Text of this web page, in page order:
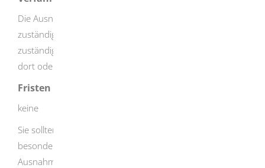
Die Ausnahmegenehmigung müssen Sie bei der
zuständigen Behörde beantragen. Je nach Angebot der
zuständigen Behörde erhalten Sie die Antragsformulare
dort oder können sie im Internet herunterladen.
Fristen
keine
Sie sollten Ihren Antrag möglichst früh stellen. Dies gilt
besonders, wenn Sie zum ersten Mal eine
Ausnahmegenehmigung beantragen.